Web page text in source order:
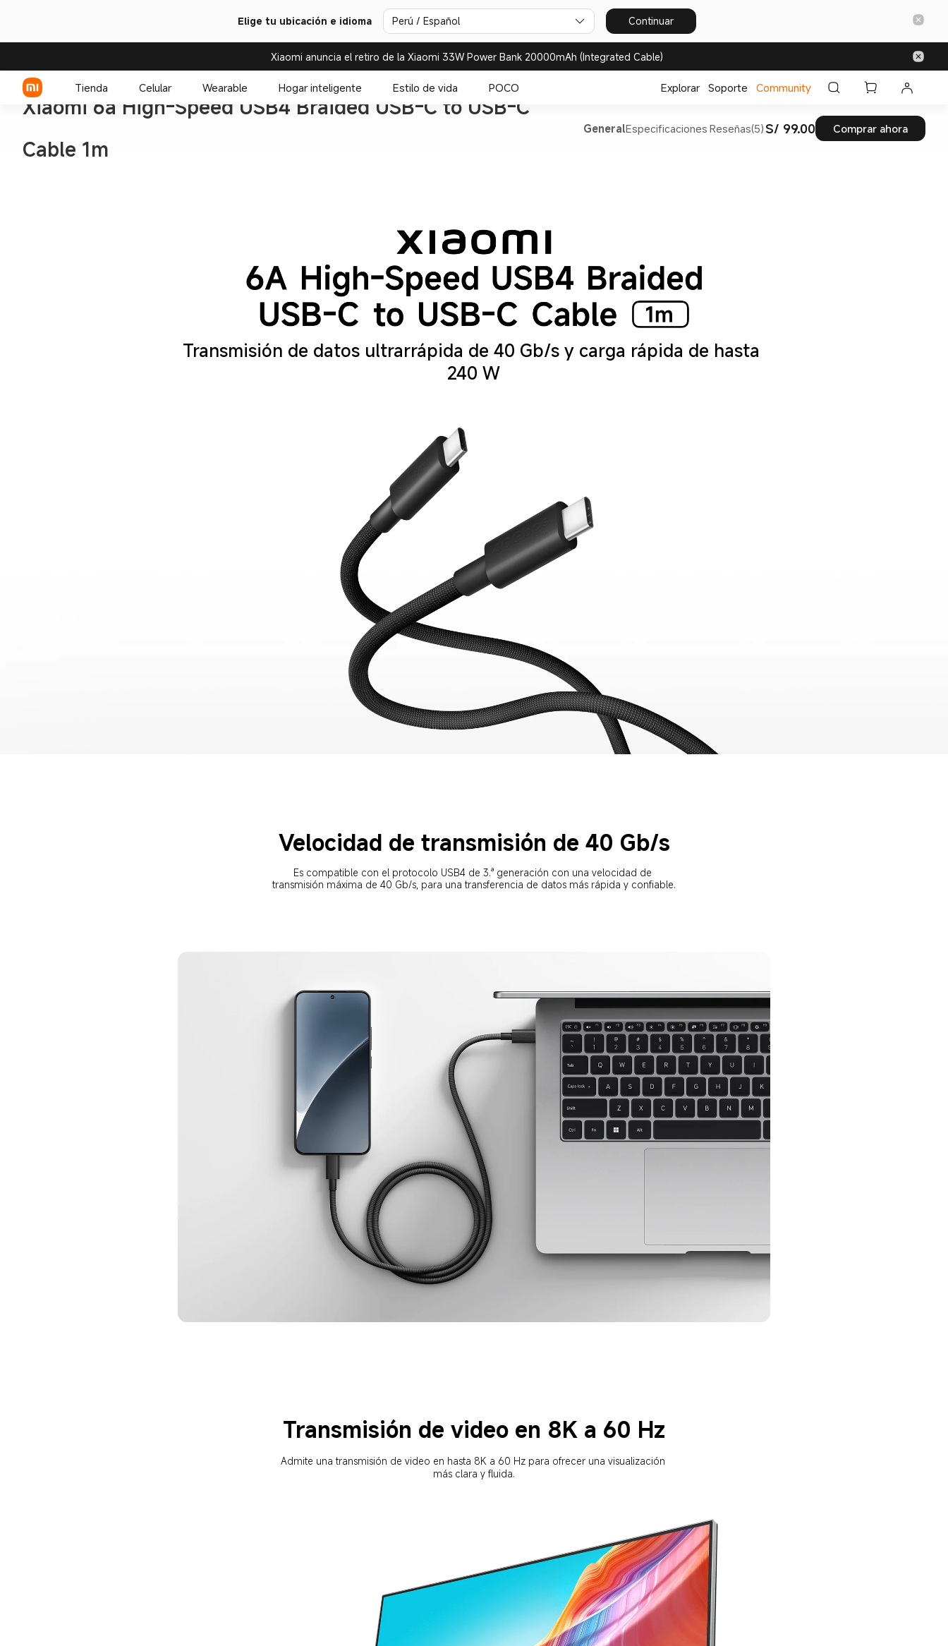
Elige tu ubicación e idioma Perú / Español Continuar
Xiaomi anuncia el retiro de la Xiaomi 33W Power Bank 20000mAh (Integrated Cable)
Tienda Celular Wearable Hogar inteligente Estilo de vida POCO Explorar Soporte Community
Xiaomi 6a High-Speed USB4 Braided USB-C to USB-C
Cable 1m
GeneralEspecificaciones Reseñas(5)S/ 99.00 Comprar ahora
Transmisión de datos ultrarrápida de 40 Gb/s y carga rápida de hasta
240 W
Velocidad de transmisión de 40 Gb/s
Es compatible con el protocolo USB4 de 3.ª generación con una velocidad de
transmisión máxima de 40 Gb/s, para una transferencia de datos más rápida y confiable.
Transmisión de video en 8K a 60 Hz
Admite una transmisión de video en hasta 8K a 60 Hz para ofrecer una visualización
más clara y fluida.